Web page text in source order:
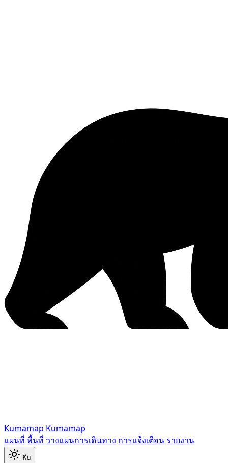
Kumamap Kumamap
แผนที่ พื้นที่ วางแผนการเดินทาง การแจ้งเตือน รายงาน
ธีม